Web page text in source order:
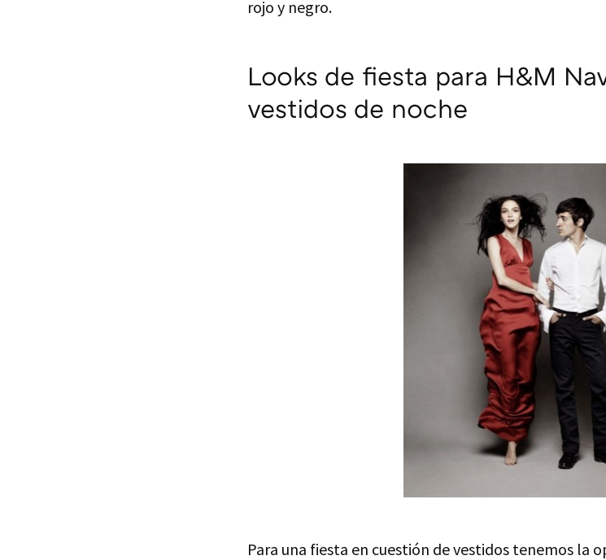
rojo y negro.
Looks de fiesta para H&M
vestidos de noche
Para una fiesta en cuestión de vestidos tenemos la